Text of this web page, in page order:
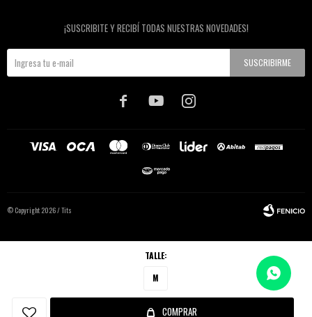
TALLE:
M
COMPRAR
¡SUSCRIBITE Y RECIBÍ TODAS NUESTRAS NOVEDADES!
SUSCRIBIRME
  
© Copyright 2026 / Tits